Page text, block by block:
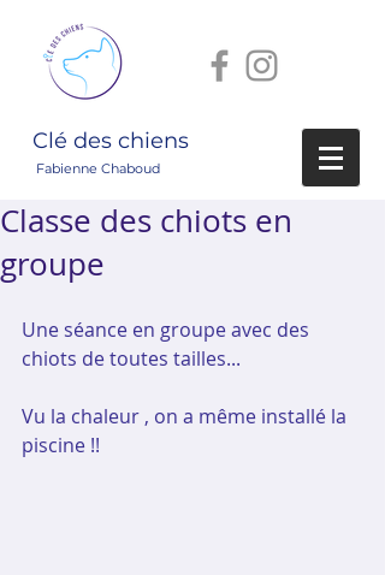
Clé des chiens
Fabienne Chaboud
Classe des chiots en
groupe
Une séance en groupe avec des
chiots de toutes tailles...
Vu la chaleur , on a même installé la
piscine !!